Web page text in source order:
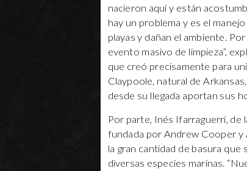
nacieron aquí y están
hay un problema y es el
playas y dañan el ambiente.
evento masivo de limpieza”,
que creó precisamente para
Claypoole, natural de
desde su llegada aportan sus
Por parte, Inés Ifarraguerri, de
fundada por Andrew Cooper y
la gran cantidad de basura
diversas especies marinas.